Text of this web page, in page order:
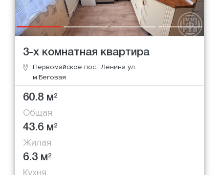
3-х комнатная квартира
Первомайское пос., Ленина ул.
м.Беговая
60.8 м2
Общая
43.6 м2
Жилая
6.3 м2
Кухня